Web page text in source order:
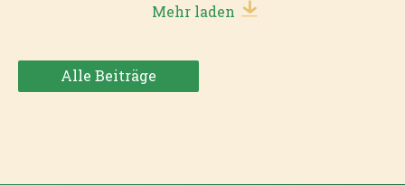
Mehr laden
Alle Beiträge